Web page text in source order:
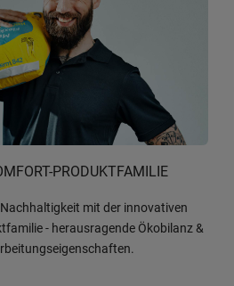
PRODUKTFAMILIE
mit der innovativen
- herausragende Ökobilanz &